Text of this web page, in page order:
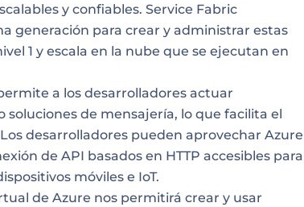
y confiables. Service Fabric
generación para crear y administrar estas
1 y escala en la nube que se ejecutan en
a los desarrolladores actuar
soluciones de mensajería, lo que facilita el
desarrolladores pueden aprovechar Azure
de API basados en HTTP accesibles para
móviles e IoT.
de Azure nos permitirá crear y usar